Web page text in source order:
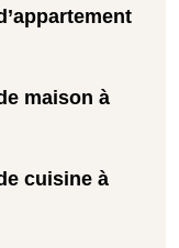
maison à
cuisine à